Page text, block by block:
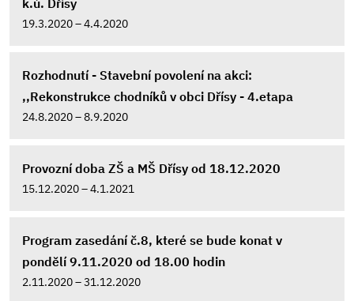
k.ú. Dřísy
19.3.2020 – 4.4.2020
Rozhodnutí - Stavební povolení na akci:
,,Rekonstrukce chodníků v obci Dřísy - 4.etapa
24.8.2020 – 8.9.2020
Provozní doba ZŠ a MŠ Dřísy od 18.12.2020
15.12.2020 – 4.1.2021
Program zasedání č.8, které se bude konat v
pondělí 9.11.2020 od 18.00 hodin
2.11.2020 – 31.12.2020